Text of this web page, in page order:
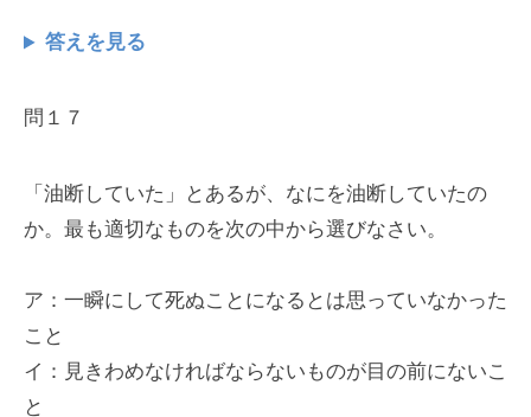
答えを見る
問１７
「油断していた」とあるが、なにを油断していたの
か。最も適切なものを次の中から選びなさい。
ア：一瞬にして死ぬことになるとは思っていなかった
こと
イ：見きわめなければならないものが目の前にないこ
と